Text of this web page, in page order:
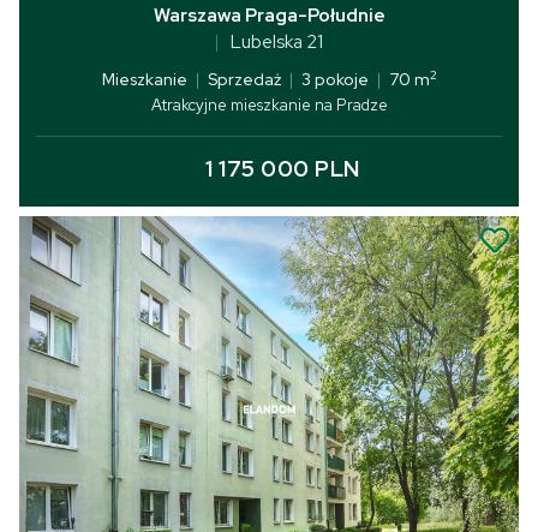
Warszawa Praga-Południe
Lubelska 21
Mieszkanie | Sprzedaż | 3 pokoje | 70 m2
Atrakcyjne mieszkanie na Pradze
1 175 000 PLN